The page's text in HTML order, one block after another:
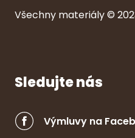
Všechny materiály ©
Sledujte nás
Výmluvy na